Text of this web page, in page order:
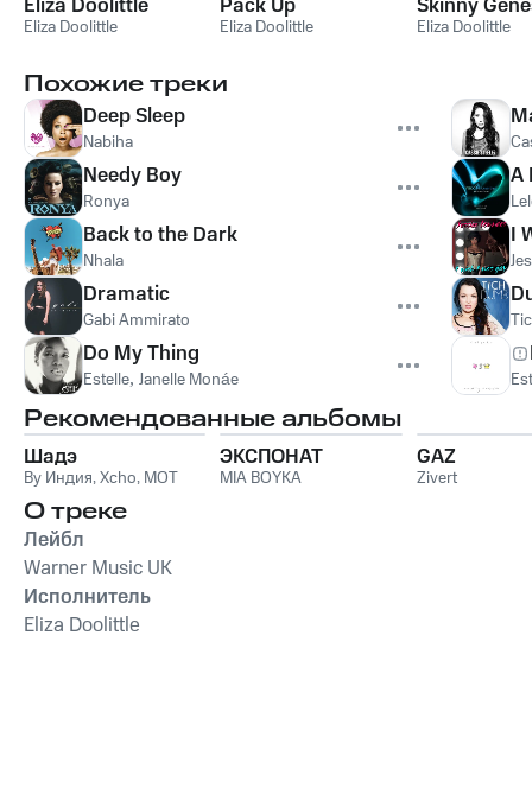
Eliza Doolittle
Eliza Doolittle
Pack Up
Eliza Doolittle
Skinny
Eliza Doolittle
Похожие треки
Deep Sleep
Nabiha
Needy Boy
Ronya
Back to the Dark
Nhala
Dramatic
Gabi Ammirato
Do My Thing
Estelle, Janelle Monáe
A
I
Рекомендованные альбомы
Шадэ
By Индия,Xcho, MOT
ЭКСПОНАТ
MIA BOYKA
GAZ
Zivert
О треке
Лейбл
Warner Music UK
Исполнитель
Eliza Doolittle